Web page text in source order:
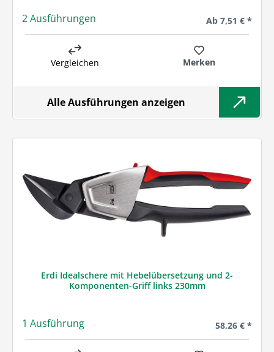
2 Ausführungen Regulärer Preis:
Ab 7,51 € *
Vergleichen Merken
Alle Ausführungen anzeigen
Erdi Idealschere mit Hebelübersetzung und 2-
Komponenten-Griff links 230mm
1 Ausführung Regulärer
58,26 € *